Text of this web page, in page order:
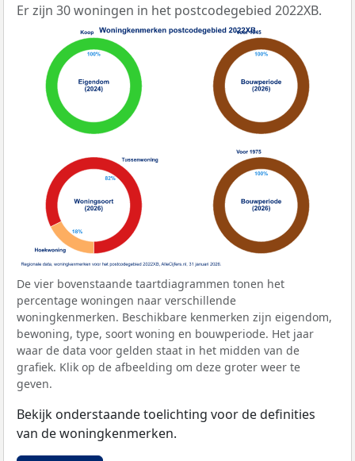
Er zijn 30 woningen in het postcodegebied 2022XB.
De vier bovenstaande taartdiagrammen tonen het
percentage woningen naar verschillende
woningkenmerken. Beschikbare kenmerken zijn eigendom,
bewoning, type, soort woning en bouwperiode. Het jaar
waar de data voor gelden staat in het midden van de
grafiek. Klik op de afbeelding om deze groter weer te
geven.
Bekijk onderstaande toelichting voor de definities
van de woningkenmerken.